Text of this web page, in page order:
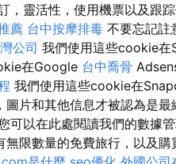
，靈活性，使用機票以及跟
薦 台中按摩排毒 不要忘記註
公司 我們使用這些cookie在
在Google 台中喬骨
我們使用這些cookie在
圖片和其他信息才被認為是
可以在此處閱讀我們的數據
無限數量的免費旅行，以及